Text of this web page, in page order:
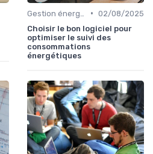
• 02/08/2025
Choisir le bon logiciel pour
optimiser le suivi des
consommations
énergétiques